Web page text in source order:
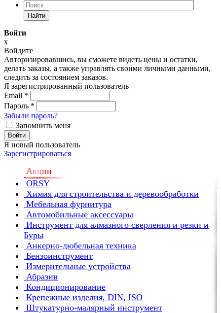
Найти
Войти
x
Войдите
Авторизировавшись, вы сможете видеть цены и остатки,
делать заказы, а также управлять своими личными данными,
следить за состоянием заказов.
Я зарегистрированный пользователь
Email *
Пароль *
Забыли пароль?
Запомнить меня
Войти
Я новый пользователь
Зарегистрироваться
Акции
ORSY
Химия для строительства и деревообработки
Мебельная фурнитура
Автомобильные аксессуары
Инструмент для алмазного сверления и резки и
Буры
Анкерно-дюбельная техника
Бензоинструмент
Измерительные устройства
Абразив
Кондиционирование
Крепежные изделия, DIN, ISO
Штукатурно-малярный инструмент